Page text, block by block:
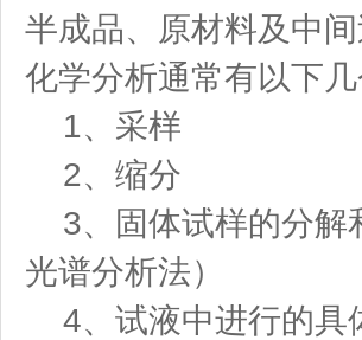
半成品、原材料及中
化学分析通常有以下
1、采样
2、缩分
3、固体试样的分解
光谱分析法）
4、试液中进行的具